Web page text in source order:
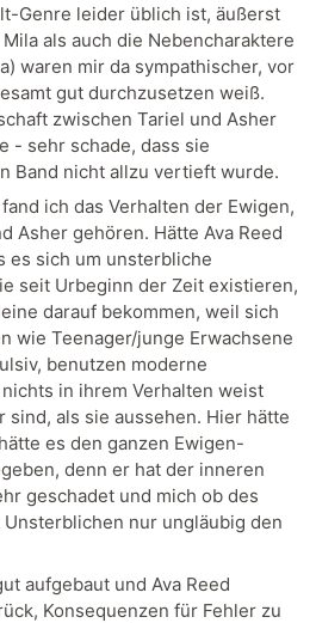
Genre leider üblich ist, äußerst
als auch die Nebencharaktere
waren mir da sympathischer, vor
gut durchzusetzen weiß.
zwischen Tariel und Asher
- sehr schade, dass sie
Band nicht allzu vertieft wurde.
ich das Verhalten der Ewigen,
Asher gehören. Hätte Ava Reed
es sich um unsterbliche
seit Urbeginn der Zeit existieren,
darauf bekommen, weil sich
wie Teenager/junge Erwachsene
benutzen moderne
in ihrem Verhalten weist
sind, als sie aussehen. Hier hätte
es den ganzen Ewigen-
denn er hat der inneren
geschadet und mich ob des
nur ungläubig den
aufgebaut und Ava Reed
Konsequenzen für Fehler zu